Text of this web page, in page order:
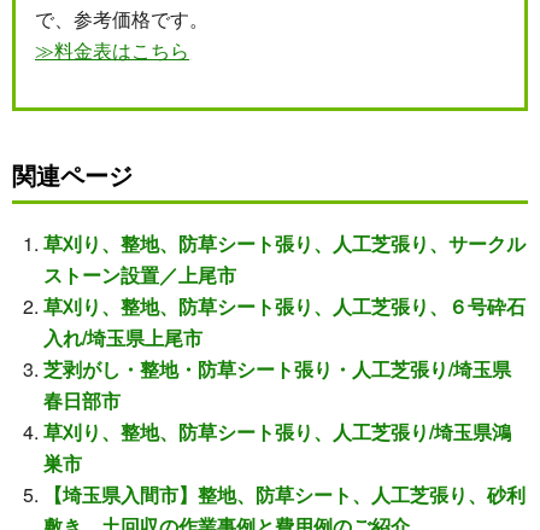
で、参考価格です。
≫料金表はこちら
関連ページ
草刈り、整地、防草シート張り、人工芝張り、サークル
ストーン設置／上尾市
草刈り、整地、防草シート張り、人工芝張り、６号砕石
入れ/埼玉県上尾市
芝剥がし・整地・防草シート張り・人工芝張り/埼玉県
春日部市
草刈り、整地、防草シート張り、人工芝張り/埼玉県鴻
巣市
【埼玉県入間市】整地、防草シート、人工芝張り、砂利